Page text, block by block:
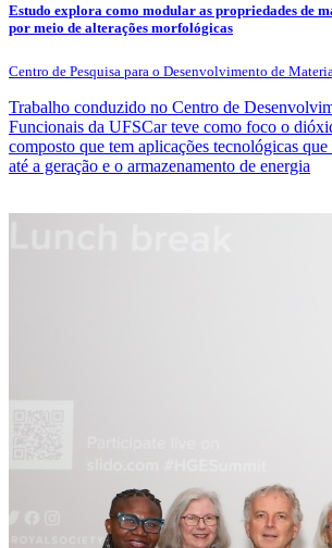
Estudo explora como modular as propriedades de
por meio de alterações morfológicas
Centro de Pesquisa para o Desenvolvimento de
Trabalho conduzido no Centro de
Funcionais da UFSCar teve como foco o
composto que tem aplicações tecnológicas que
até a geração e o armazenamento de energia